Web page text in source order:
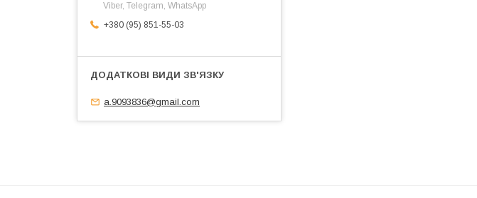
Viber, Telegram, WhatsApp
+380 (95) 851-55-03
a.9093836@gmail.com